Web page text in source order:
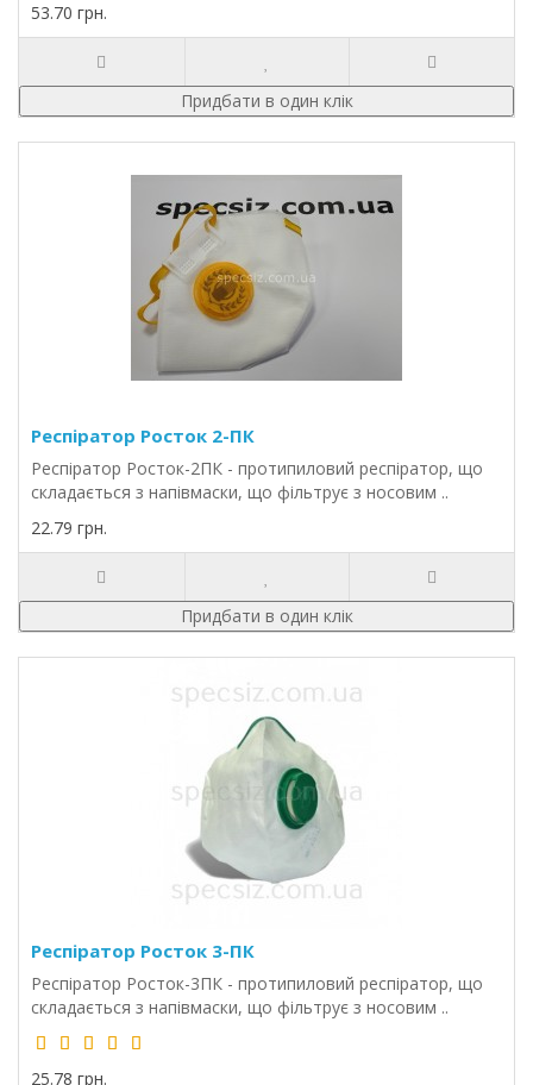
53.70 грн.
Придбати в один клік
Респіратор Росток 2-ПК
Респіратор Росток-2ПК - протипиловий респіратор, що
складається з напівмаски, що фільтрує з носовим ..
22.79 грн.
Придбати в один клік
Респіратор Росток 3-ПК
Респіратор Росток-3ПК - протипиловий респіратор, що
складається з напівмаски, що фільтрує з носовим ..
25.78 грн.